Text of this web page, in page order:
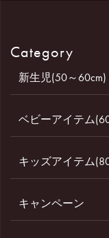
Category
新生児(50～
ベビーアイテム
キッズアイテム
キャンペーン